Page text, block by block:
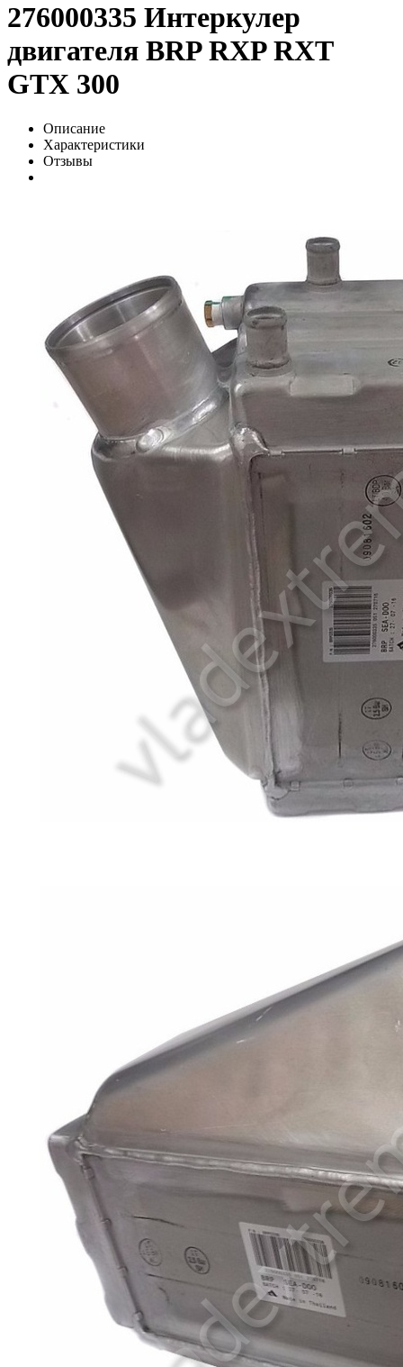
276000335 Интеркулер
двигателя BRP RXP RXT
GTX 300
Описание
Характеристики
Отзывы